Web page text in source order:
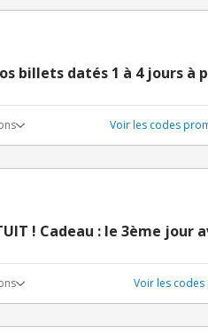
billets datés 1 à 4 jours à
Voir les codes
! Cadeau : le 3ème jour
Voir les